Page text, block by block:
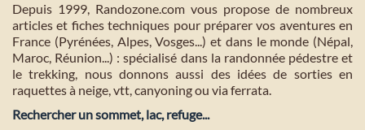
Depuis 1999, Randozone.com vous propose de nombreux
articles et fiches techniques pour préparer vos aventures en
France (Pyrénées, Alpes, Vosges...) et dans le monde (Népal,
Maroc, Réunion...) : spécialisé dans la randonnée pédestre et
le trekking, nous donnons aussi des idées de sorties en
raquettes à neige, vtt, canyoning ou via ferrata.
Rechercher un sommet, lac, refuge...